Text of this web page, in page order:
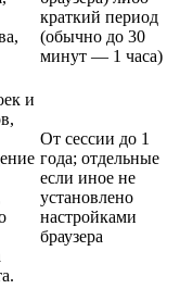
краткий период
(обычно до 30
минут — 1 часа)
и
От сессии до 1
года; отдельные
если иное не
установлено
настройками
браузера